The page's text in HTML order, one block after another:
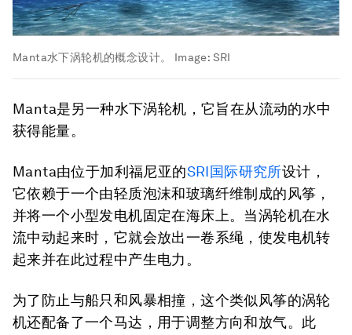
Manta水下涡轮机的概念设计。 Image: SRI
Manta是另一种水下涡轮机，它旨在从流动的水中
获得能量。
Manta由位于加利福尼亚的SRI国际研究所设计，
它依赖于一个由轻质泡沫和玻璃纤维制成的风筝，
并将一个小型发电机固定在海床上。当涡轮机在水
流中动起来时，它就会放出一卷系绳，使发电机转
起来并在此过程中产生电力。
为了防止与船只和风暴相撞，这个类似风筝的涡轮
机还配备了一个马达，用于调整方向和放气。此